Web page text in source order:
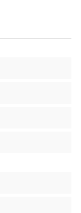
人情報を外
持について
訂正・追加・
ます。その
確認が不可
アクセスロ
て開示等は